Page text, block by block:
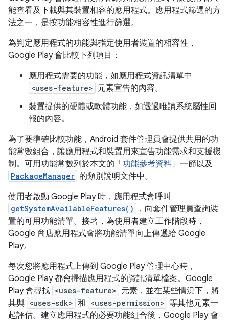
能查看及下載與其裝置相容的應用程式。應用程式篩選的方
法之一，是按功能相容性進行篩選。
為判定應用程式的功能與指定使用者裝置的相容性，
Google Play 會比較下列項目：
應用程式需要的功能，如應用程式資訊清單中
<uses-feature> 元素宣告的內容。
裝置提供的硬體或軟體功能，如透過唯讀系統屬性回
報的內容。
為了要準確比較功能，Android 套件管理員會提供共用的功
能常數組合，讓應用程式和裝置用來宣告功能需求和支援機
制。可用功能常數列於本文的「 功能參考資料」一節以及
PackageManager 的類別說明文件中。
使用者啟動 Google Play 時，應用程式會呼叫
getSystemAvailableFeatures()
，向套件管理員查詢裝
置的可用功能清單。接著，為使用者建立工作階段時，
Google 商店應用程式會將功能清單向上傳遞給 Google
Play。
每次您將應用程式上傳到 Google Play 管理中心時，
Google Play 都會掃描應用程式的資訊清單檔案。Google
Play 會尋找 <uses-feature> 元素，並在某些情況下，將
其與 <uses-sdk> 和 <uses-permission> 等其他元素一
起評估。建立應用程式的必要功能組合後，Google Play 會